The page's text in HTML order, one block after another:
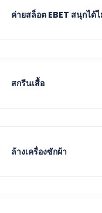
ค่ายสล็อต EBET สนุกได้
สกรีนเสื้อ
ล้างเครื่องซักผ้า